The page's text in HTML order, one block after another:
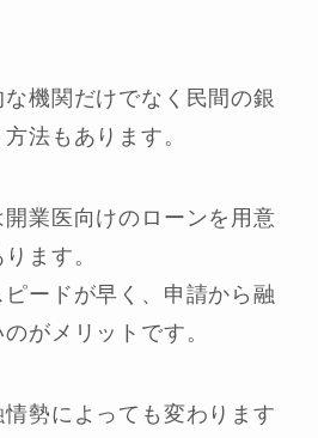
機関だけでなく民間の銀
法もあります。
業医向けのローンを用意
ます。
ードが早く、申請から融
がメリットです。
勢によっても変わります